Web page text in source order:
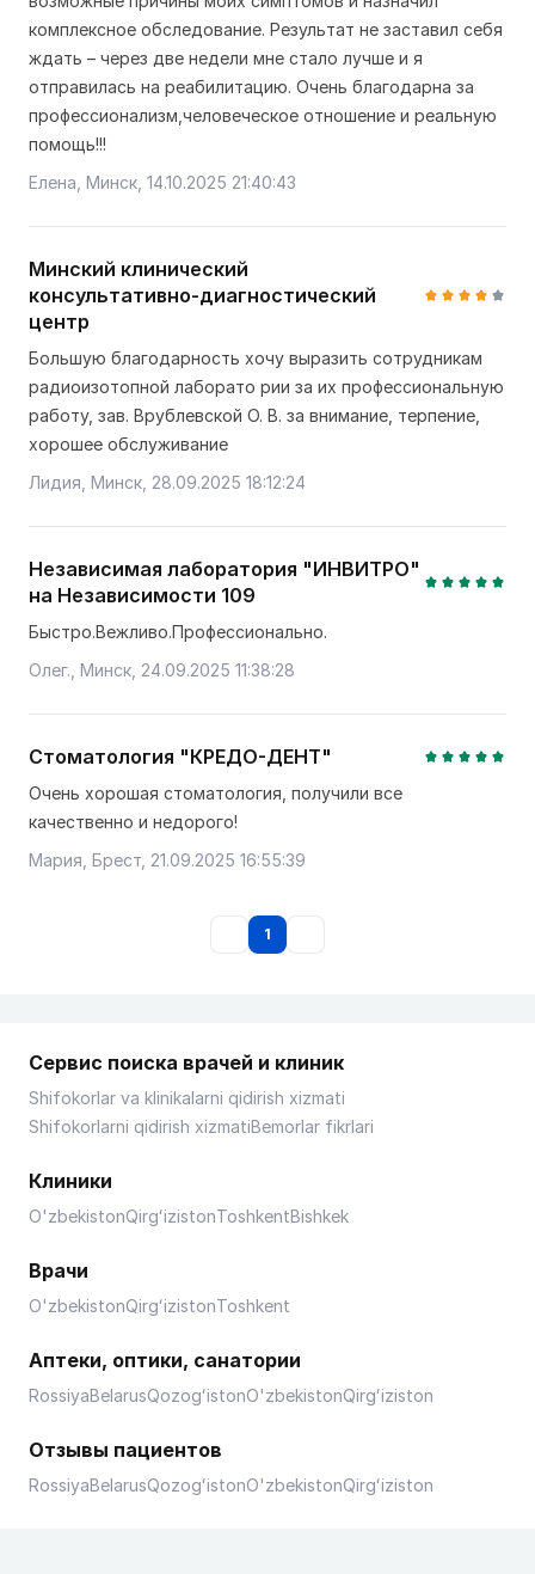
комплексное обследование. Результат не заставил себя
ждать – через две недели мне стало лучше и я
отправилась на реабилитацию. Очень благодарна за
профессионализм,человеческое отношение и реальную
помощь!!!
Елена, Минск, 14.10.2025 21:40:43
Минский клинический
консультативно-диагностический
центр
Большую благодарность хочу выразить сотрудникам
радиоизотопной лаборато рии за их профессиональную
работу, зав. Врублевской О. В. за внимание, терпение,
хорошее обслуживание
Лидия, Минск, 28.09.2025 18:12:24
Независимая лаборатория "ИНВИТРО"
на Независимости 109
Быстро.Вежливо.Профессионально.
Олег., Минск, 24.09.2025 11:38:28
Стоматология "КРЕДО-ДЕНТ"
Очень хорошая стоматология, получили все
качественно и недорого!
Мария, Брест, 21.09.2025 16:55:39
1
Сервис поиска врачей и клиник
Shifokorlar va klinikalarni qidirish xizmati
Shifokorlarni qidirish xizmatiBemorlar fikrlari
Клиники
O'zbekistonQirgʻizistonToshkentBishkek
Врачи
O'zbekistonQirgʻizistonToshkent
Аптеки, оптики, санатории
RossiyaBelarusQozogʻistonO'zbekistonQirgʻiziston
Отзывы пациентов
RossiyaBelarusQozogʻistonO'zbekistonQirgʻiziston